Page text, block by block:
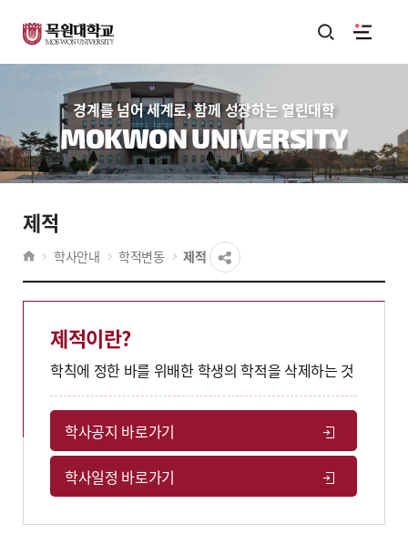
경계를 넘어 세계로, 함께 성장하는 열린대학
MOKWON UNIVERSITY
제적
학사안내 학적변동 제적
제적이란?
학칙에 정한 바를 위배한 학생의 학적을 삭제하는 것
학사공지 바로가기
학사일정 바로가기